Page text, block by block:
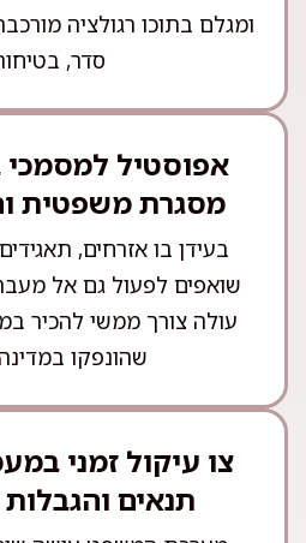
ומגלם בתוכו רגולציה
סדר,
אפוסטיל
מסגרת משפטית
בעידן בו אזרחים,
שואפים לפעול גם אל
עולה צורך ממשי להכיר
שהונפקו
צו עיקול זמני
תנאים